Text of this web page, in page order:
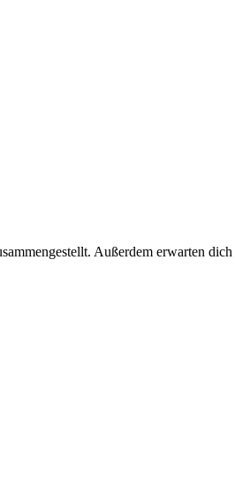
Außerdem erwarten